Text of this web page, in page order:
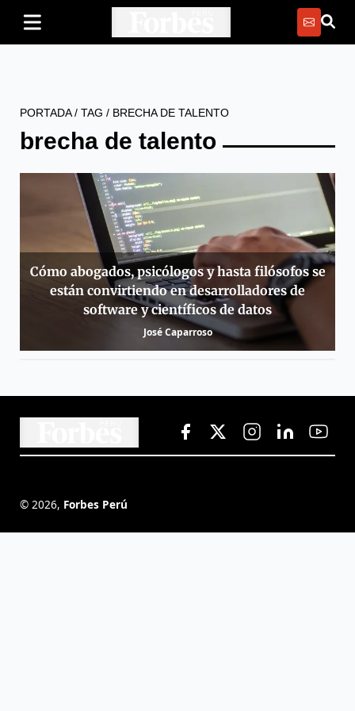
PORTADA/ TAG / BRECHA DE TALENTO
brecha de talento
Cómo abogados, psicólogos y hasta filósofos se
están convirtiendo en desarrolladores de
software y científicos de datos
José Caparroso
© 2026, Forbes Perú